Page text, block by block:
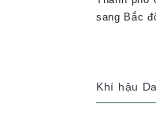
sang Bắc
Khí hậu